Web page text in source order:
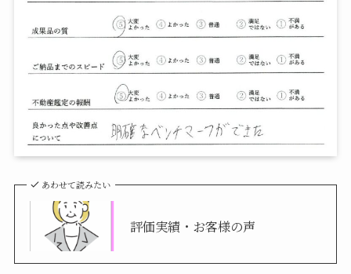
あわせて読みたい
評価実績・お客様の声